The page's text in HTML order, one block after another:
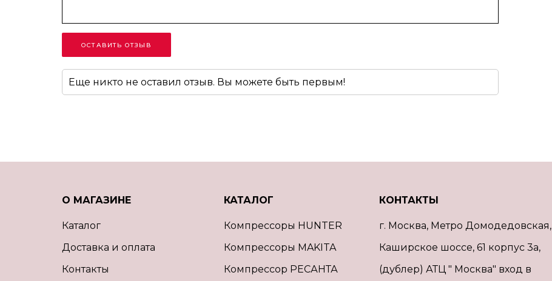
ОСТАВИТЬ ОТЗЫВ
Еще никто не оставил отзыв. Вы можете быть первым!
О МАГАЗИНЕ
Каталог
Доставка и оплата
Контакты
КАТАЛОГ
Компрессоры HUNTER
Компрессоры MAKITA
Компрессор РЕСАНТА
КОНТАКТЫ
г. Москва, Метро Домодедовская,
Каширское шоссе, 61 корпус 3а,
(дублер) АТЦ " Москва" вход в